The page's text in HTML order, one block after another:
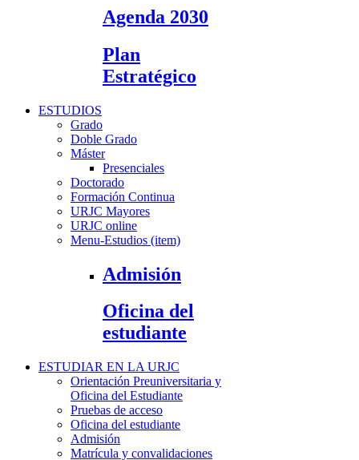
Agenda 2030
Plan
Estratégico
ESTUDIOS
Grado
Doble Grado
Máster
Presenciales
Doctorado
Formación Continua
URJC Mayores
URJC online
Menu-Estudios (item)
Admisión
Oficina del
estudiante
ESTUDIAR EN LA URJC
Orientación Preuniversitaria y
Oficina del Estudiante
Pruebas de acceso
Oficina del estudiante
Admisión
Matrícula y convalidaciones